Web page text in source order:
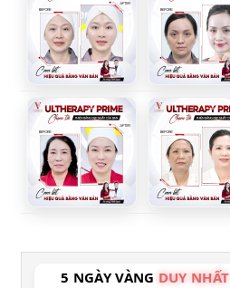
5 NGÀY VÀNG DUY NHẤT